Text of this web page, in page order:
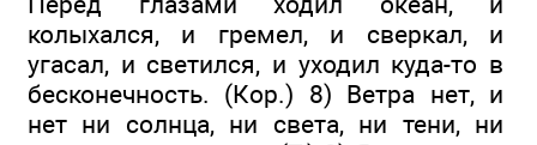
колыхался, и гремел, и сверкал, и
угасал, и светился, и уходил куда-то в
бесконечность. (Кор.) 8) Ветра нет, и
нет ни солнца, ни света, ни тени, ни